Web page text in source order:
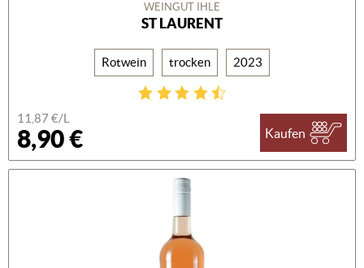
WEINGUT IHLE
ST LAURENT
Rotwein trocken 2023
11,87 €/L
8,90 € Kaufen